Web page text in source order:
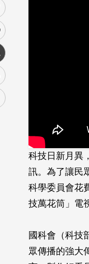
科技日新月異
訊。為了讓民
科學委員會花
技萬花筒」電
國科會（科技
眾傳播的強大